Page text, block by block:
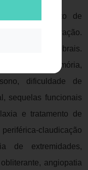
para tratamento de
de concentração.
cerebrais.
de memória,
dificuldade de
sequelas funcionais
e tratamento de
claudicação
de extremidades,
angiopatia